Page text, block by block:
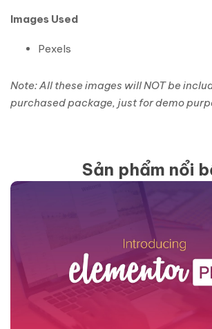
Images Used
Pexels
Note: All these images will NOT be
purchased package, just for demo
Sản phẩm nổi